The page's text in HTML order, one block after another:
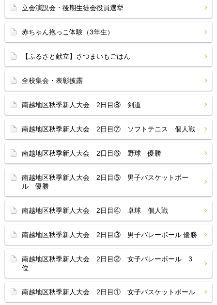
立会演説会・後期生徒会役員選挙
赤ちゃん抱っこ体験（3年生）
【ふるさと献立】さつまいもごはん
全校集会・表彰披露
南越地区秋季新人大会 2日目⑧ 剣道
南越地区秋季新人大会 2日目⑦ ソフトテニス 個人戦
南越地区秋季新人大会 2日目⑥ 野球 優勝
南越地区秋季新人大会 2日目⑤ 男子バスケットボー
ル 優勝
南越地区秋季新人大会 2日目④ 卓球 個人戦
南越地区秋季新人大会 2日目③ 男子バレーボール 優勝
南越地区秋季新人大会 2日目② 女子バレーボール 3
位
南越地区秋季新人大会 2日目① 女子バスケットボール